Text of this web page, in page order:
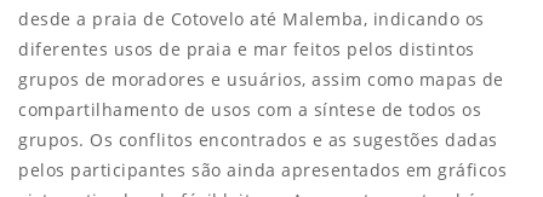
desde a praia de Cotovelo até Malemba, indicando os
diferentes usos de praia e mar feitos pelos distintos
grupos de moradores e usuários, assim como mapas de
compartilhamento de usos com a síntese de todos os
grupos. Os conflitos encontrados e as sugestões dadas
pelos participantes são ainda apresentados em gráficos